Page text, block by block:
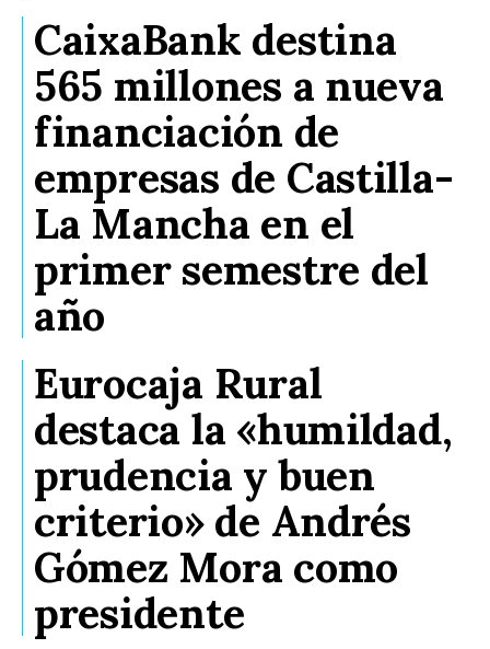
CaixaBank destina
565 millones a nueva
financiación de
empresas de Castilla-
La Mancha en el
primer semestre del
año
Eurocaja Rural
destaca la «humildad,
prudencia y buen
criterio» de Andrés
Gómez Mora como
presidente